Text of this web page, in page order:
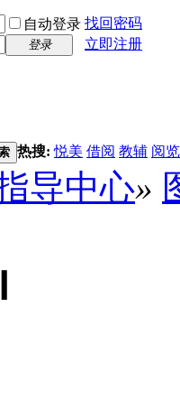
自动登录 找回密码
登录
立即注册
热搜:悦美 借阅 教辅 阅览
导中心»